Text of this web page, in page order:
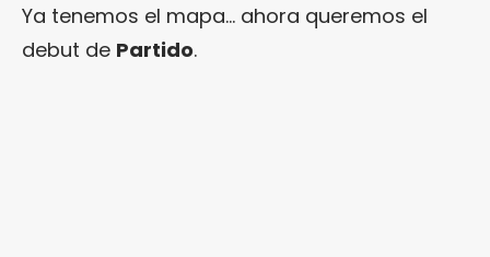
Ya tenemos el mapa… ahora queremos el
debut de Partido.